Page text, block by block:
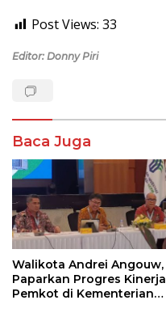
Post Views: 33
Editor: Donny Piri
Baca Juga
Walikota Andrei Angouw,
Paparkan Progres Kinerja
Pemkot di Kementerian